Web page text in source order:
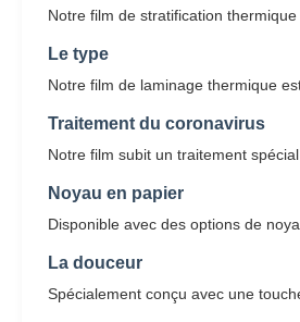
Notre film de stratification
Le type
Notre film de laminage thermique
Traitement du coronavirus
Notre film subit un traitement
Noyau en papier
Disponible avec des options de
La douceur
Spécialement conçu avec une